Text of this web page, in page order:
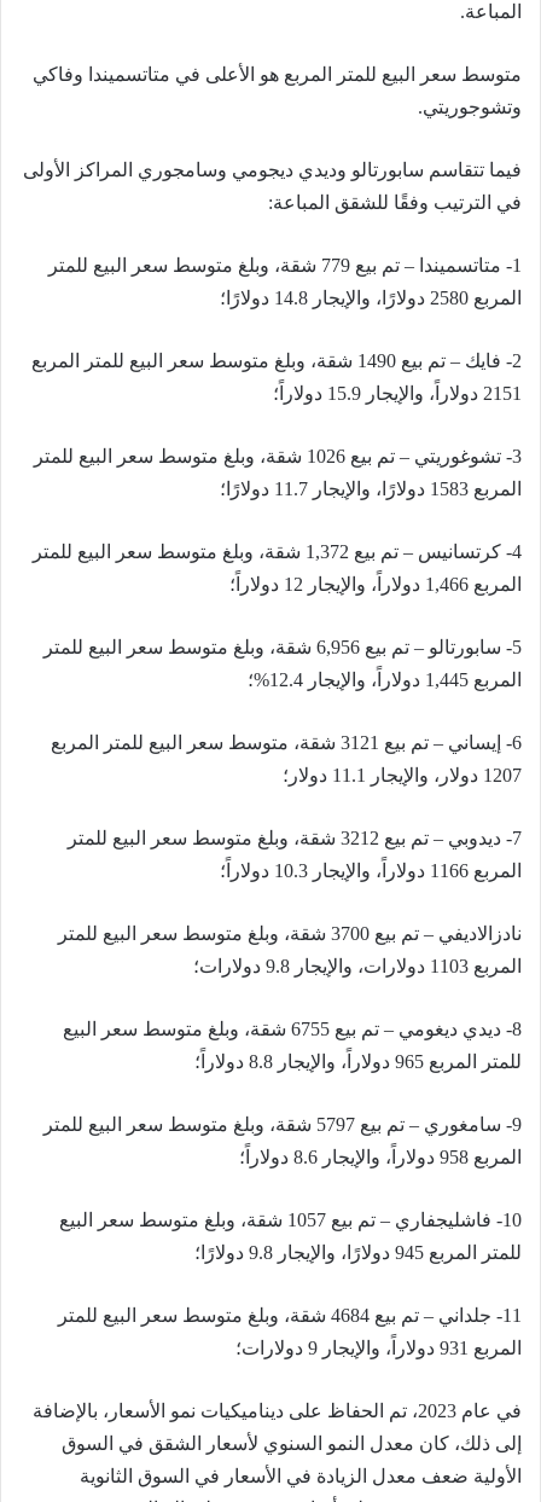
المباعة.
متوسط ​​سعر البيع للمتر المربع هو الأعلى في متاتسميندا وفاكي
وتشوجوريتي.
فيما تتقاسم سابورتالو وديدي ديجومي وسامجوري المراكز الأولى
في الترتيب وفقًا للشقق المباعة:
1- متاتسميندا – تم بيع 779 شقة، وبلغ متوسط ​​سعر البيع للمتر
المربع 2580 دولارًا، والإيجار 14.8 دولارًا؛
2- فايك – تم بيع 1490 شقة، وبلغ متوسط ​​سعر البيع للمتر المربع
2151 دولاراً، والإيجار 15.9 دولاراً؛
3- تشوغوريتي – تم بيع 1026 شقة، وبلغ متوسط ​​سعر البيع للمتر
المربع 1583 دولارًا، والإيجار 11.7 دولارًا؛
4- كرتسانيس – تم بيع 1,372 شقة، وبلغ متوسط ​​سعر البيع للمتر
المربع 1,466 دولاراً، والإيجار 12 دولاراً؛
5- سابورتالو – تم بيع 6,956 شقة، وبلغ متوسط ​​سعر البيع للمتر
المربع 1,445 دولاراً، والإيجار 12.4%؛
6- إيساني – تم بيع 3121 شقة، متوسط ​​سعر البيع للمتر المربع
1207 دولار، والإيجار 11.1 دولار؛
7- ديدوبي – تم بيع 3212 شقة، وبلغ متوسط ​​سعر البيع للمتر
المربع 1166 دولاراً، والإيجار 10.3 دولاراً؛
نادزالاديفي – تم بيع 3700 شقة، وبلغ متوسط ​​سعر البيع للمتر
المربع 1103 دولارات، والإيجار 9.8 دولارات؛
8- ديدي ديغومي – تم بيع 6755 شقة، وبلغ متوسط ​​سعر البيع
للمتر المربع 965 دولاراً، والإيجار 8.8 دولاراً؛
9- سامغوري – تم بيع 5797 شقة، وبلغ متوسط ​​سعر البيع للمتر
المربع 958 دولاراً، والإيجار 8.6 دولاراً؛
10- فاشليجفاري – تم بيع 1057 شقة، وبلغ متوسط ​​سعر البيع
للمتر المربع 945 دولارًا، والإيجار 9.8 دولارًا؛
11- جلداني – تم بيع 4684 شقة، وبلغ متوسط ​​سعر البيع للمتر
المربع 931 دولاراً، والإيجار 9 دولارات؛
في عام 2023، تم الحفاظ على ديناميكيات نمو الأسعار، بالإضافة
إلى ذلك، كان معدل النمو السنوي لأسعار الشقق في السوق
الأولية ضعف معدل الزيادة في الأسعار في السوق الثانوية